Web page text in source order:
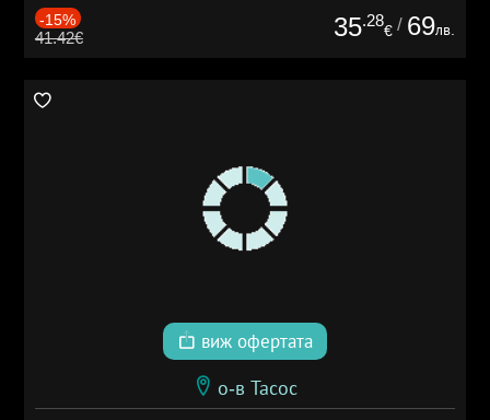
-15%
41.42€ 35.28
€ / 69лв.
виж офертата
о-в Тасос